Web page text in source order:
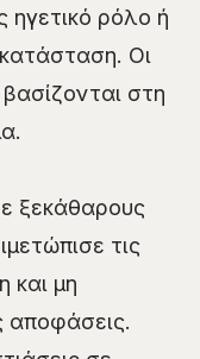
ηγετικό ρόλο ή
Οι
στη
ξεκάθαρους
τις
και μη
αποφάσεις.